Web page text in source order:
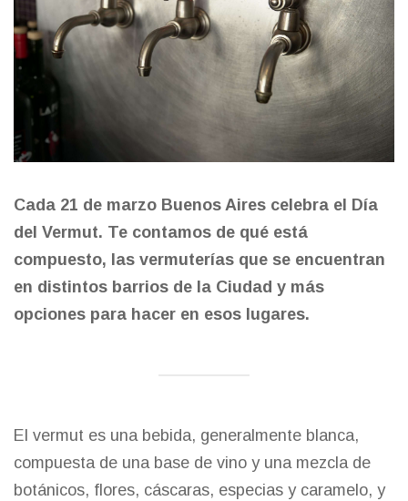
Cada 21 de marzo Buenos Aires celebra el Día
del Vermut. Te contamos de qué está
compuesto, las vermuterías que se encuentran
en distintos barrios de la Ciudad y más
opciones para hacer en esos lugares.
El vermut es una bebida, generalmente blanca,
compuesta de una base de vino y una mezcla de
botánicos, flores, cáscaras, especias y caramelo, y